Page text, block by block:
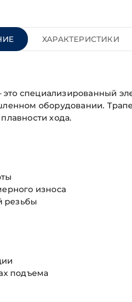
ХАРАКТЕРИСТИКИ
это специализированный
оборудовании.
хода.
износа
резьбы
подъема